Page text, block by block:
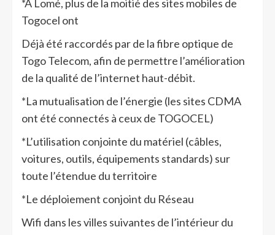
*A Lomé, plus de la moitié des sites mobiles de
Togocel ont
Déjà été raccordés par de la fibre optique de
Togo Telecom, afin de permettre l’amélioration
de la qualité de l’internet haut-débit.
*La mutualisation de l’énergie (les sites CDMA
ont été connectés à ceux de TOGOCEL)
*L’utilisation conjointe du matériel (câbles,
voitures, outils, équipements standards) sur
toute l’étendue du territoire
*Le déploiement conjoint du Réseau
Wifi dans les villes suivantes de l’intérieur du